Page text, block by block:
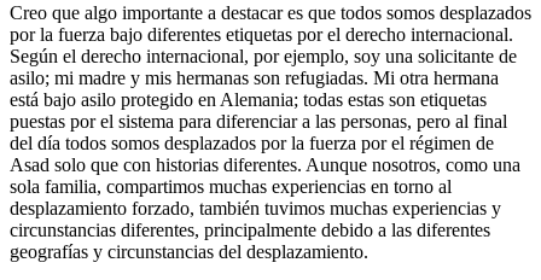
Creo que algo importante a destacar es que todos somos desplazados
por la fuerza bajo diferentes etiquetas por el derecho internacional.
Según el derecho internacional, por ejemplo, soy una solicitante de
asilo; mi madre y mis hermanas son refugiadas. Mi otra hermana
está bajo asilo protegido en Alemania; todas estas son etiquetas
puestas por el sistema para diferenciar a las personas, pero al final
del día todos somos desplazados por la fuerza por el régimen de
Asad solo que con historias diferentes. Aunque nosotros, como una
sola familia, compartimos muchas experiencias en torno al
desplazamiento forzado, también tuvimos muchas experiencias y
circunstancias diferentes, principalmente debido a las diferentes
geografías y circunstancias del desplazamiento.